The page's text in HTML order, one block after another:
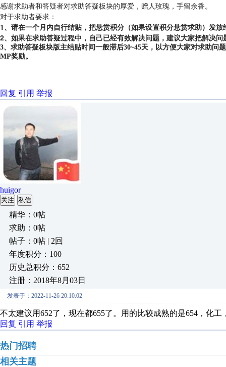
感谢求助者和答疑者对求助答疑板块的厚爱，赠人玫瑰，手留余香。
对于求助者要求：
1、请在一个月内自行结贴，把悬赏积分（如果设置积分悬赏求助）发放
2、如果在求助答疑过程中，自己已经有效解决问题，建议大家把解决
3、求助答疑板块版主结贴时间一般滞后30~45天，以方便大家对求助
MP奖励。
回复 引用 举报
huigor
关注 私信
精华：0帖
求助：0帖
帖子：0帖 | 2回
年度积分：100
历史总积分：652
注册：2018年8月03日
发表于：2022-11-26 20:10:02
不太建议用652了，现在都655了。用的比较成熟的是654，化工
回复 引用 举报
热门招聘
相关主题